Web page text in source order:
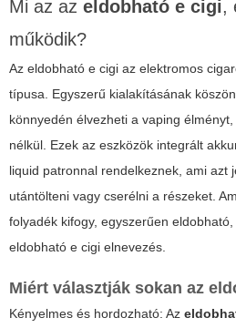
Mi az az eldobható e cigi,
működik?
Az eldobható e cigi az elektromos
típusa. Egyszerű kialakításának
könnyedén élvezheti a vaping
nélkül. Ezek az eszközök integrált
liquid patronnal rendelkeznek, ami azt
utántölteni vagy cserélni a részeket.
folyadék kifogy, egyszerűen
eldobható e cigi elnevezés.
Miért választják sokan az
Kényelmes és hordozható: Az